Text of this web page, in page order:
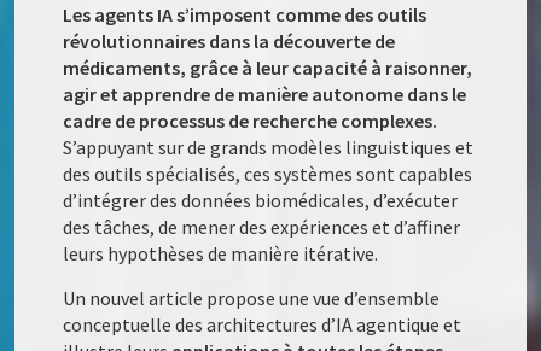
Les agents IA s’imposent comme des outils
révolutionnaires dans la découverte de
médicaments, grâce à leur capacité à raisonner,
agir et apprendre de manière autonome dans le
cadre de processus de recherche complexes.
S’appuyant sur de grands modèles linguistiques et
des outils spécialisés, ces systèmes sont capables
d’intégrer des données biomédicales, d’exécuter
des tâches, de mener des expériences et d’affiner
leurs hypothèses de manière itérative.
Un nouvel article propose une vue d’ensemble
conceptuelle des architectures d’IA agentique et